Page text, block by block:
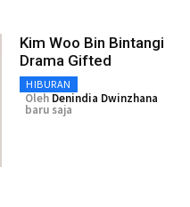
Kim Woo Bin Bintangi
Drama Gifted
HIBURAN
Oleh Denindia Dwinzhana
baru saja